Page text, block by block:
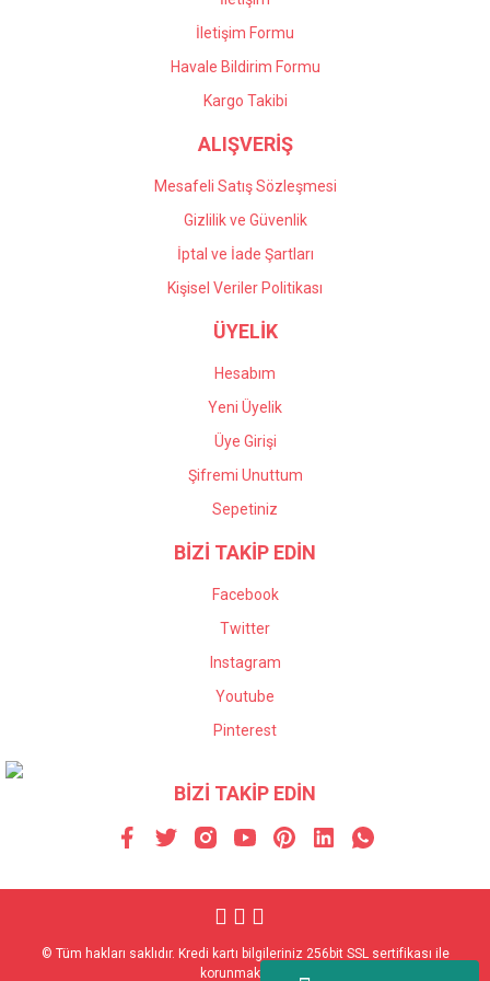
Gönder
İletişim Formu
Havale Bildirim Formu
Kargo Takibi
ALIŞVERİŞ
Mesafeli Satış Sözleşmesi
Gizlilik ve Güvenlik
İptal ve İade Şartları
Kişisel Veriler Politikası
ÜYELİK
Hesabım
Yeni Üyelik
Üye Girişi
Şifremi Unuttum
Sepetiniz
BİZİ TAKİP EDİN
Facebook
Twitter
Instagram
Youtube
Pinterest
BİZİ TAKİP EDİN
© Tüm hakları saklıdır. Kredi kartı bilgileriniz 256bit SSL sertifikası ile
korunmaktadır.